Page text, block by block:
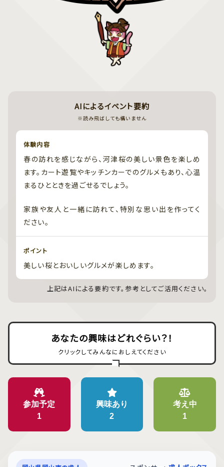
AIによるイベント要約
※読み飛ばしても構いません
体験内容
春の訪れを感じながら、河津桜の美しい景色を楽しめ
ます。カート遊覧やキッチンカーでのグルメもあり、心温
まるひとときを過ごせるでしょう。
家族や友人と一緒に訪れて、特別な思い出を作ってく
ださい。
ポイント
美しい桜とおいしいグルメが楽しめます。
上記はAIによる要約です。参考としてご活用ください。
あなたの興味はどれぐらい？！
クリックしてみんなにおしえてください
参加予定
1
興味あり
2
考え中
1